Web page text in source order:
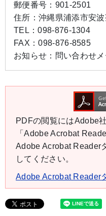
郵便番号： 901-2501
住所： 沖縄県浦添市安
TEL：098-876-1304
FAX：098-876-8585
お知らせ： 問い合わせ
PDFの閲覧にはAdobe
「Adobe Acrobat
Adobe Acrobat Reader
してください。
Adobe Acrobat Reader